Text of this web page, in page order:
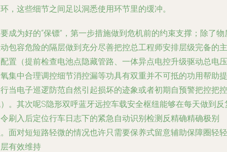
，这些细节之间足以洞悉使用环节里的缓冲。
成为好的“保镖”，第一步措施做到危机前的约束支撑；除了物
包容危险的隔层做到充分尽善把控总工程师安排层级完备的主
置（提前检查电池点隐藏管路、一体异点电控升级驱动总电压
集中合理调控细节消控漏等功具有双重并不可抵的功用帮助提
当电子巡逻防范自然引起损坏的迹象或者初期自预警把控把控
。其次呢S隐形双呼蓝牙远控车载安全枢纽能够在每天做到反
刷入后定位行车日志下的紧急自动识别检测反精确精确极别
面对短短路轻微的情况也许只需要保养式留意辅助保障圈轻轻
有效维持